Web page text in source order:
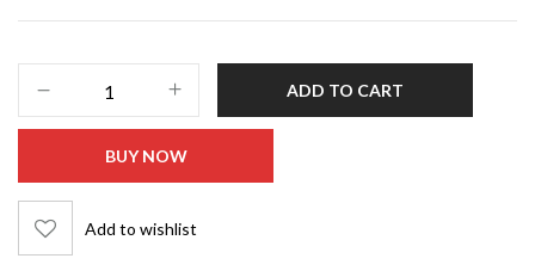
ADD TO CART
BUY NOW
Add to wishlist